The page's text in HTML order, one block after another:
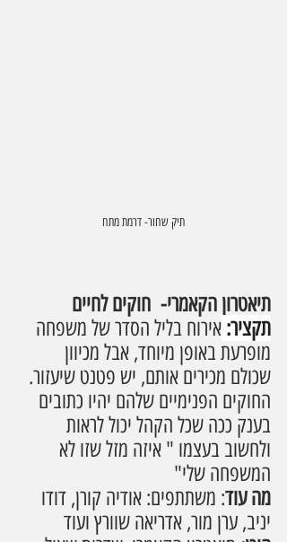
תיק שחור- דרמת מתח
תיאטרון הקאמרי-  חוקים לחיים
תקציר: אירוח בליל הסדר של משפחה
מופרעת באופן מיוחד, אבל מכיוון
שכולם מכירים אותם, יש פטנט שיעזור.
החוקים הפנימיים שלהם יהיו כתובים
בענק ככה שכל הקהל יכול לראות
ולחשוב בעצמו " איזה מזל שזו לא
המשפחה שלי"
מה עוד: משתתפים: אודיה קורן, דודו
יניב, ערן מור, אדריאה שוורץ ועוד